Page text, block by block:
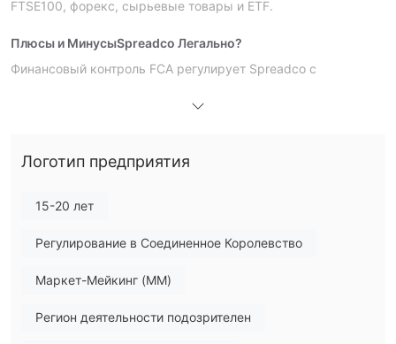
FTSE100, форекс, сырьевые товары и ETF.
Плюсы и МинусыSpreadco Легально?
Финансовый контроль FCA регулирует Spreadco с
Maker (MM), что делает его намного безопаснее, чем
На Чем Я Могу Торговать на Spreadco?
Spreadco предлагает широкий спектр рыночных
FTSE100, валюту, товары и ETF.
Тип счета и комиссии
CFD. Кроме того,демо-счетпредназначен в основном
Логотип предприятия
15-20 лет
Регулирование в Соединенное Королевство
Маркет-Мейкинг (MM)
Регион деятельности подозрителен